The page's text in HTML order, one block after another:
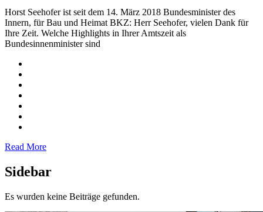
Horst Seehofer ist seit dem 14. März 2018 Bundesminister des
Innern, für Bau und Heimat BKZ: Herr Seehofer, vielen Dank für
Ihre Zeit. Welche Highlights in Ihrer Amtszeit als
Bundesinnenminister sind
Read More
Sidebar
Es wurden keine Beiträge gefunden.